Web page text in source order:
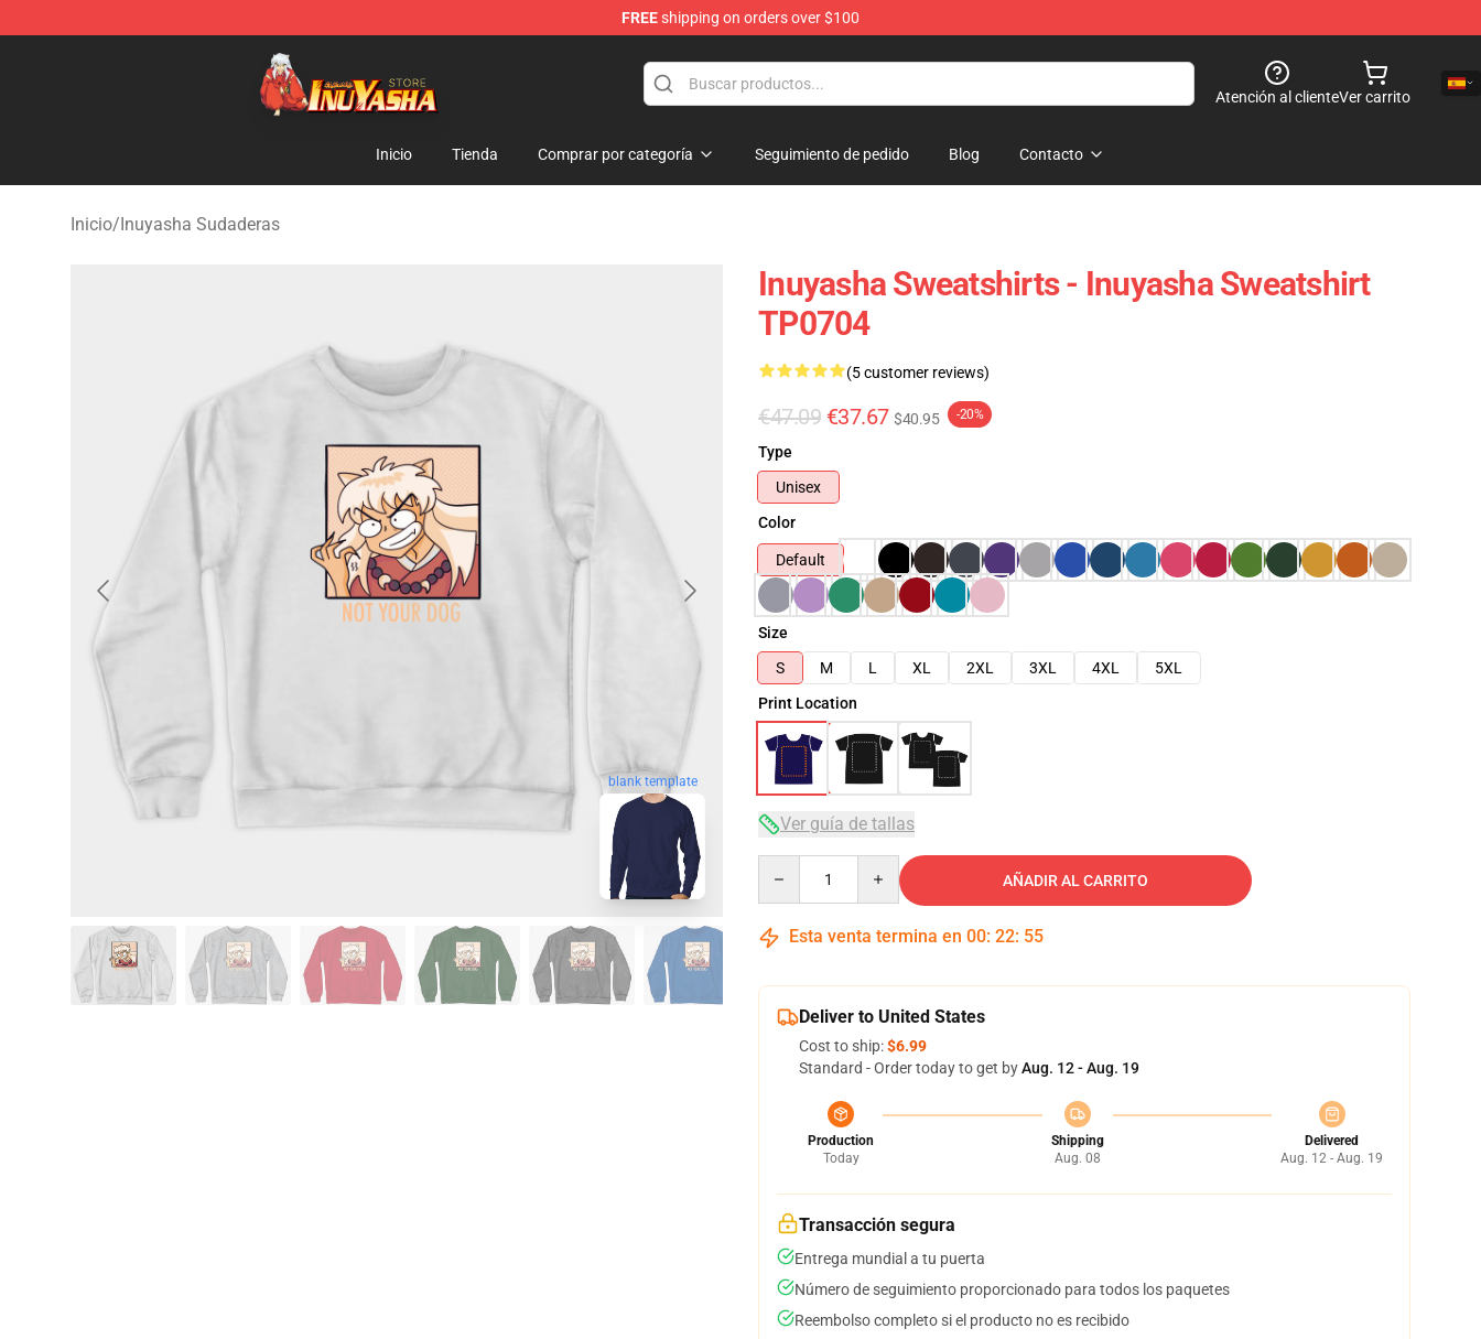
FREEshipping on orders over $100
Inuyasha Store - Official Inuyasha Merchandise Shop
Atención al clienteVer carrito
Inicio Tienda Comprar por categoría Seguimiento de pedido Blog Contacto
Inicio/Inuyasha Sudaderas
blank template
Inuyasha Sweatshirts - Inuyasha Sweatshirt
TP0704
(5 customer reviews)
€47.09 €37.67 $40.95 -20%
Type
Unisex
Color
Default
Size
S
M L XL 2XL 3XL 4XL
5XL
Print Location
Ver guía de tallas
AÑADIR AL CARRITO
Esta venta termina en 00: 22: 54
Deliver to United States
Cost to ship:$6.99
Standard - Order today to get byAug. 12 - Aug. 19
Production
Today
Shipping
Aug. 08
Delivered
Aug. 12 - Aug. 19
Transacción segura
Entrega mundial a tu puerta
Número de seguimiento proporcionado para todos los paquetes
Reembolso completo si el producto no es recibido